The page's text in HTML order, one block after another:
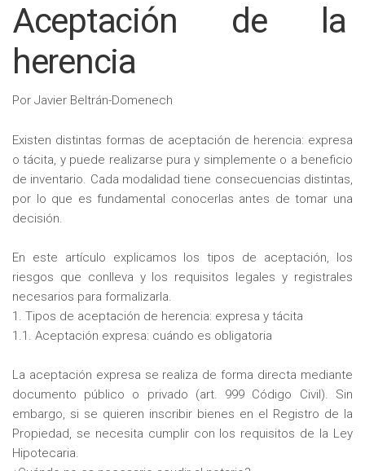
Aceptación de la
herencia
Por Javier Beltrán-Domenech
Existen distintas formas de aceptación de herencia: expresa
o tácita, y puede realizarse pura y simplemente o a beneficio
de inventario. Cada modalidad tiene consecuencias distintas,
por lo que es fundamental conocerlas antes de tomar una
decisión.
En este artículo explicamos los tipos de aceptación, los
riesgos que conlleva y los requisitos legales y registrales
necesarios para formalizarla.
1. Tipos de aceptación de herencia: expresa y tácita
1.1. Aceptación expresa: cuándo es obligatoria
La aceptación expresa se realiza de forma directa mediante
documento público o privado (art. 999 Código Civil). Sin
embargo, si se quieren inscribir bienes en el Registro de la
Propiedad, se necesita cumplir con los requisitos de la Ley
Hipotecaria.